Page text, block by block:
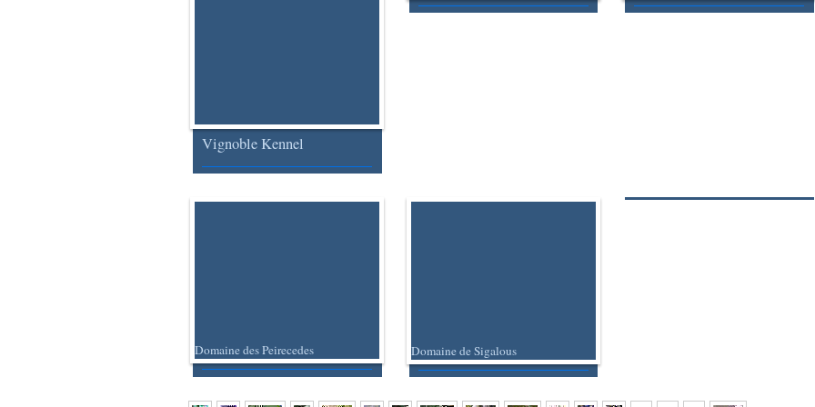
Vignoble Kennel
Domaine des Peirecedes Domaine de Sigalous